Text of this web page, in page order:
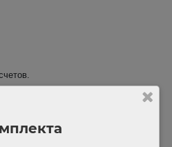
после разъяснений ФФОМС.